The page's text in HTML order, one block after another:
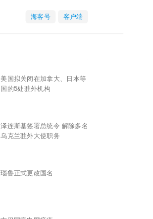
海客号 客户端
美国拟关闭在加拿大、日本等
国的5处驻外机构
泽连斯基签署总统令 解除多名
乌克兰驻外大使职务
瑙鲁正式更改国名